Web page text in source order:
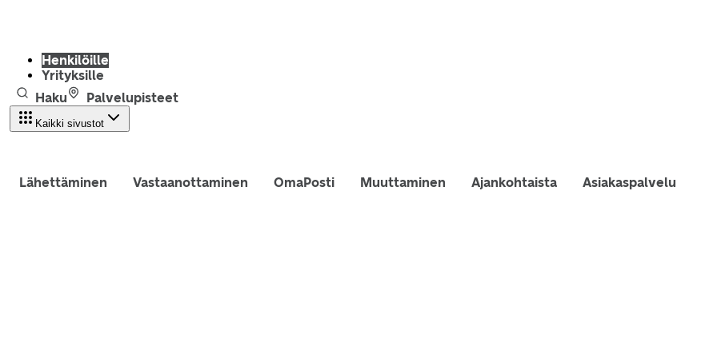
Henkilöille
Yrityksille
Haku
Palvelupisteet
Kaikki sivustot
Lähettäminen Vastaanottaminen OmaPosti Muuttaminen Ajankohtaista Asiakaspalvelu